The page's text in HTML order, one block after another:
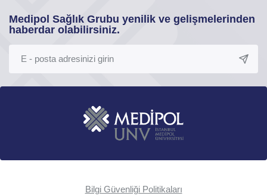
Medipol Sağlık Grubu yenilik ve gelişmelerinden
haberdar olabilirsiniz.
Bilgi Güvenliği Politikaları